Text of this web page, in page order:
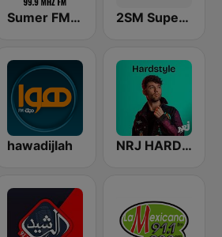
Sumer FM (سومر اف ام) 2SM Super Radio
hawadijlah NRJ HARDSTYLE